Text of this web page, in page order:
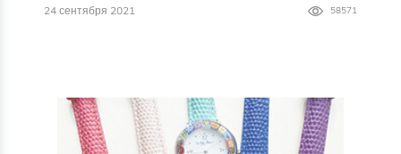
24 сентября 2021 58571